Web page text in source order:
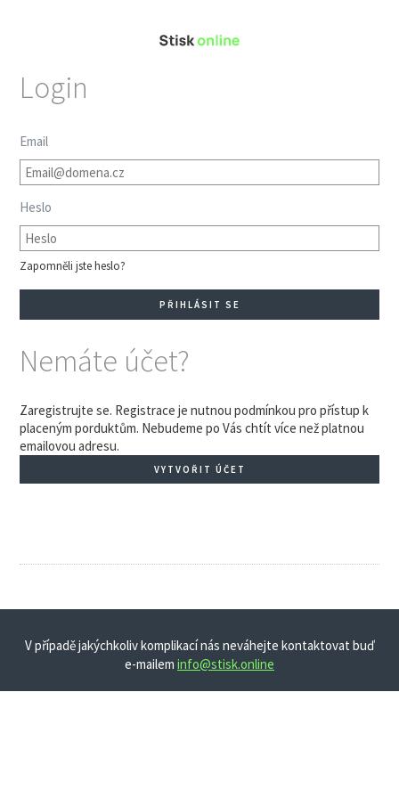
Login
Email
Heslo
Zapomněli jste heslo?
Nemáte účet?
Zaregistrujte se. Registrace je nutnou podmínkou pro přístup k
placeným porduktům. Nebudeme po Vás chtít více než platnou
emailovou adresu.
VYTVOŘIT ÚČET
V případě jakýchkoliv komplikací nás neváhejte kontaktovat buď
e-mailem info@stisk.online